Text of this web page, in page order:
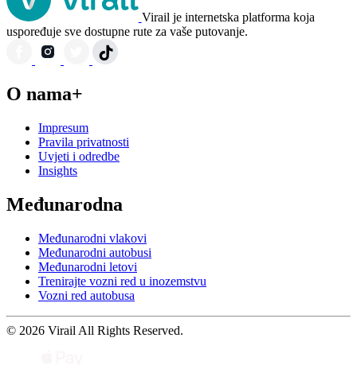
Virail je internetska platforma koja
uspoređuje sve dostupne rute za vaše putovanje.
O nama+
Impresum
Pravila privatnosti
Uvjeti i odredbe
Insights
Međunarodna
Međunarodni vlakovi
Međunarodni autobusi
Međunarodni letovi
Trenirajte vozni red u inozemstvu
Vozni red autobusa
© 2026 Virail All Rights Reserved.